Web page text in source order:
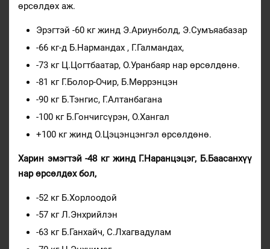
өрсөлдөх аж.
Эрэгтэй -60 кг жинд Э.Ариунболд, Э.Сумъяабазар
-66 кг-д Б.Нармандах , Г.Галмандах,
-73 кг Ц.Цогтбаатар, О.Уранбаяр нар өрсөлдөнө.
-81 кг Г.Болор-Очир, Б.Мөррэнцэн
-90 кг Б.Тэнгис, Г.Алтанбагана
-100 кг Б.Гончигсүрэн, О.Хангал
+100 кг жинд О.Цэцэнцэнгэл өрсөлдөнө.
Харин эмэгтэй -48 кг жинд Г.Наранцэцэг, Б.Баасанхүү
нар өрсөлдөх бол,
-52 кг Б.Хорлоодой
-57 кг Л.Энхрийлэн
-63 кг Б.Ганхайч, С.Лхагвадулам